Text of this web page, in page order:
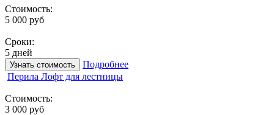
Стоимость:
5 000 руб
Сроки:
5 дней
Узнать стоимость
Подробнее
Перила Лофт для лестницы
Стоимость:
3 000 руб